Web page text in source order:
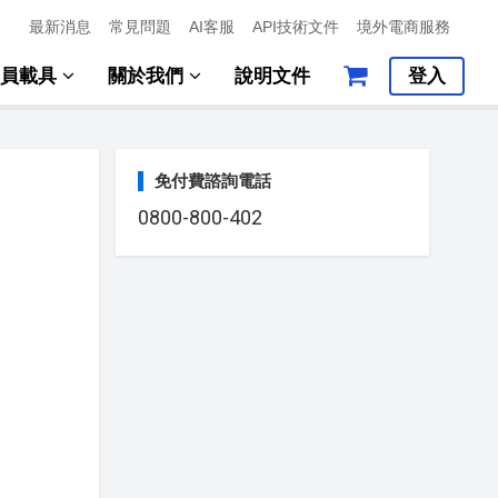
最新消息 常見問題 AI客服 API技術文件 境外電商服務
載具 關於我們 說明文件 登入
免付費諮詢電話
0800-800-402